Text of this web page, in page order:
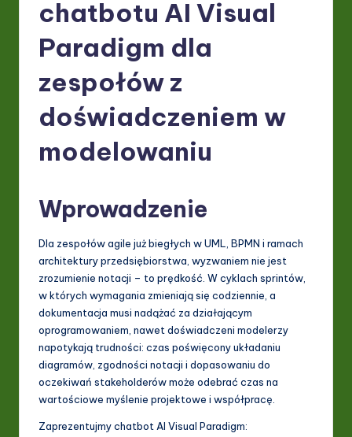
in
A
&
chatbotu AI Visual
Paradigm dla
zespołów z
doświadczeniem w
modelowaniu
Wprowadzenie
Dla zespołów agile już biegłych w UML, BPMN i ramach
architektury przedsiębiorstwa, wyzwaniem nie jest
zrozumienie notacji – to prędkość. W cyklach sprintów,
w których wymagania zmieniają się codziennie, a
dokumentacja musi nadążać za działającym
oprogramowaniem, nawet doświadczeni modelerzy
napotykają trudności: czas poświęcony układaniu
diagramów, zgodności notacji i dopasowaniu do
oczekiwań stakeholderów może odebrać czas na
wartościowe myślenie projektowe i współpracę.
Zaprezentujmy chatbot AI Visual Paradigm: